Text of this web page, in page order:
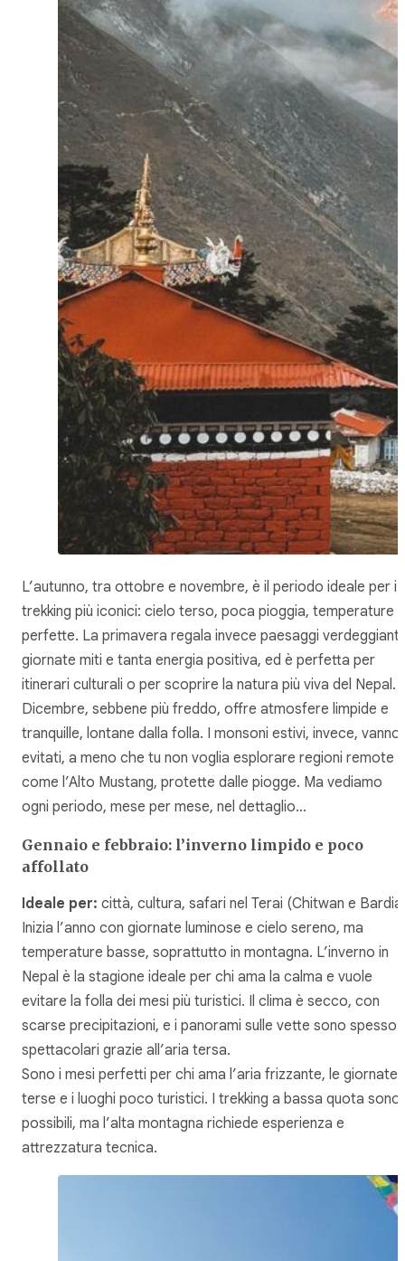
L’autunno, tra ottobre e novembre, è il periodo ideale per i
trekking più iconici: cielo terso, poca pioggia, temperature
perfette. La primavera regala invece paesaggi verdeggianti,
giornate miti e tanta energia positiva, ed è perfetta per
itinerari culturali o per scoprire la natura più viva del Nepal.
Dicembre, sebbene più freddo, offre atmosfere limpide e
tranquille, lontane dalla folla. I monsoni estivi, invece, vanno
evitati, a meno che tu non voglia esplorare regioni remote
come l’Alto Mustang, protette dalle piogge. Ma vediamo
ogni periodo, mese per mese, nel dettaglio…
Gennaio e febbraio: l’inverno limpido e poco
affollato
Ideale per: città, cultura, safari nel Terai (Chitwan e
Inizia l’anno con giornate luminose e cielo sereno, ma
temperature basse, soprattutto in montagna. L’inverno in
Nepal è la stagione ideale per chi ama la calma e vuole
evitare la folla dei mesi più turistici. Il clima è secco, con
scarse precipitazioni, e i panorami sulle vette sono spesso
spettacolari grazie all’aria tersa.
Sono i mesi perfetti per chi ama l’aria frizzante, le giornate
terse e i luoghi poco turistici. I trekking a bassa quota sono
possibili, ma l’alta montagna richiede esperienza e
attrezzatura tecnica.